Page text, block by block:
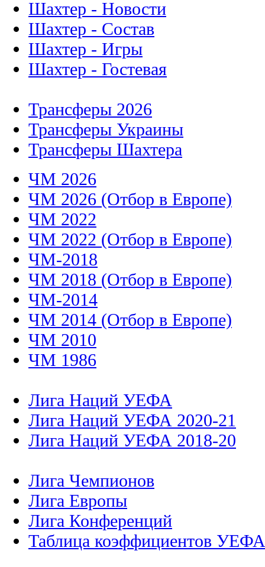
Шахтер - Новости
Шахтер - Состав
Шахтер - Игры
Шахтер - Гостевая
Трансферы 2026
Трансферы Украины
Трансферы Шахтера
ЧМ 2026
ЧМ 2026 (Отбор в Европе)
ЧМ 2022
ЧМ 2022 (Отбор в Европе)
ЧМ-2018
ЧМ 2018 (Отбор в Европе)
ЧМ-2014
ЧМ 2014 (Отбор в Европе)
ЧМ 2010
ЧМ 1986
Лига Наций УЕФА
Лига Наций УЕФА 2020-21
Лига Наций УЕФА 2018-20
Лига Чемпионов
Лига Европы
Лига Конференций
Таблица коэффициентов УЕФА